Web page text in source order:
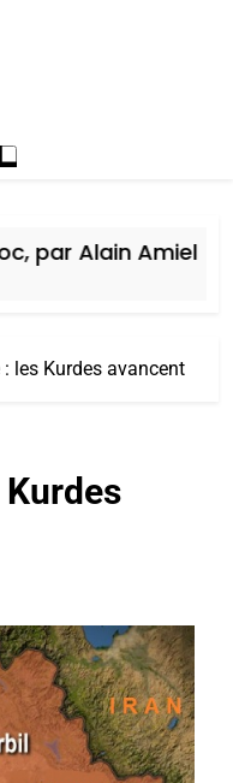
Alain Amiel
: les Kurdes avancent